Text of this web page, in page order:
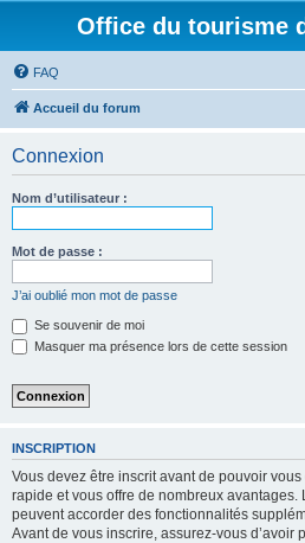
Office du tourisme
FAQ
Accueil du forum
Connexion
Nom d’utilisateur :
Mot de passe :
J’ai oublié mon mot de passe
Se souvenir de moi
Masquer ma présence lors de cette session
INSCRIPTION
Vous devez être inscrit avant de pouvoir vous
rapide et vous offre de nombreux avantages.
peuvent accorder des fonctionnalités
Avant de vous inscrire, assurez-vous d’avoir